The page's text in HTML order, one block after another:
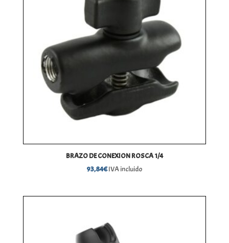
BRAZO DE CONEXION ROSCA 1/4
93,84€IVA incluido